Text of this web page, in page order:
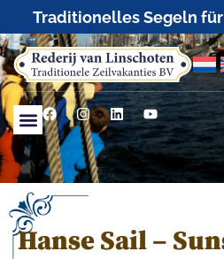
Segelreisen
Hanse Sail –